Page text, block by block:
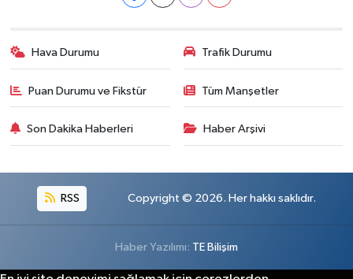
Hava Durumu Trafik Durumu
Puan Durumu ve Fikstür Tüm Manşetler
Son Dakika Haberleri Haber Arşivi
RSS Copyright © 2026. Her hakkı saklıdır.
Haber Yazılımı: TE Bilişim